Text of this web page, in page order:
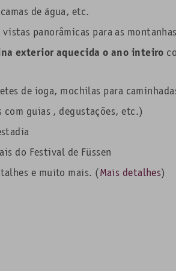
de água, etc.
panorâmicas para as
exterior aquecida o ano inteiro
de ioga, mochilas para
guias , degustações, etc.)
do Festival de Füssen
e muito mais. (Mais detalhes)